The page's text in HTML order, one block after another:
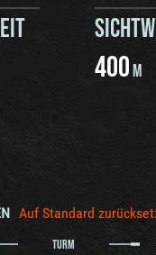
400M
Auf Standard
TURM